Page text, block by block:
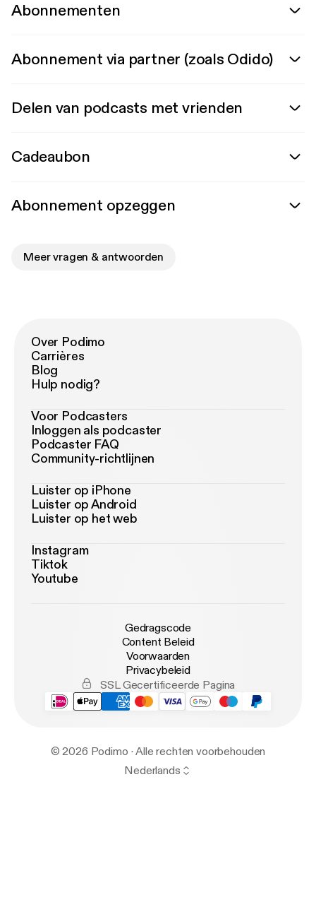
Abonnementen
Abonnement via partner (zoals Odido)
Delen van podcasts met vrienden
Cadeaubon
Abonnement opzeggen
Meer vragen & antwoorden
Over Podimo
Carrières
Blog
Hulp nodig?
Voor Podcasters
Inloggen als podcaster
Podcaster FAQ
Community-richtlijnen
Luister op iPhone
Luister op Android
Luister op het web
Instagram
Tiktok
Youtube
Gedragscode
Content Beleid
Voorwaarden
Privacybeleid
SSL Gecertificeerde Pagina
© 2026 Podimo · Alle rechten voorbehouden
Nederlands